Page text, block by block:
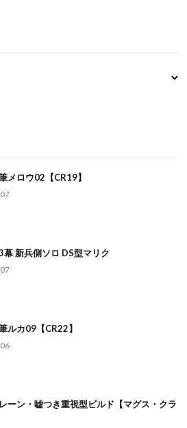
メロウ02【CR19】
新兵側ソロ DS型マリク
ルカ09【CR22】
ーン・嘘つき重視型ビルド【マグス・クラ